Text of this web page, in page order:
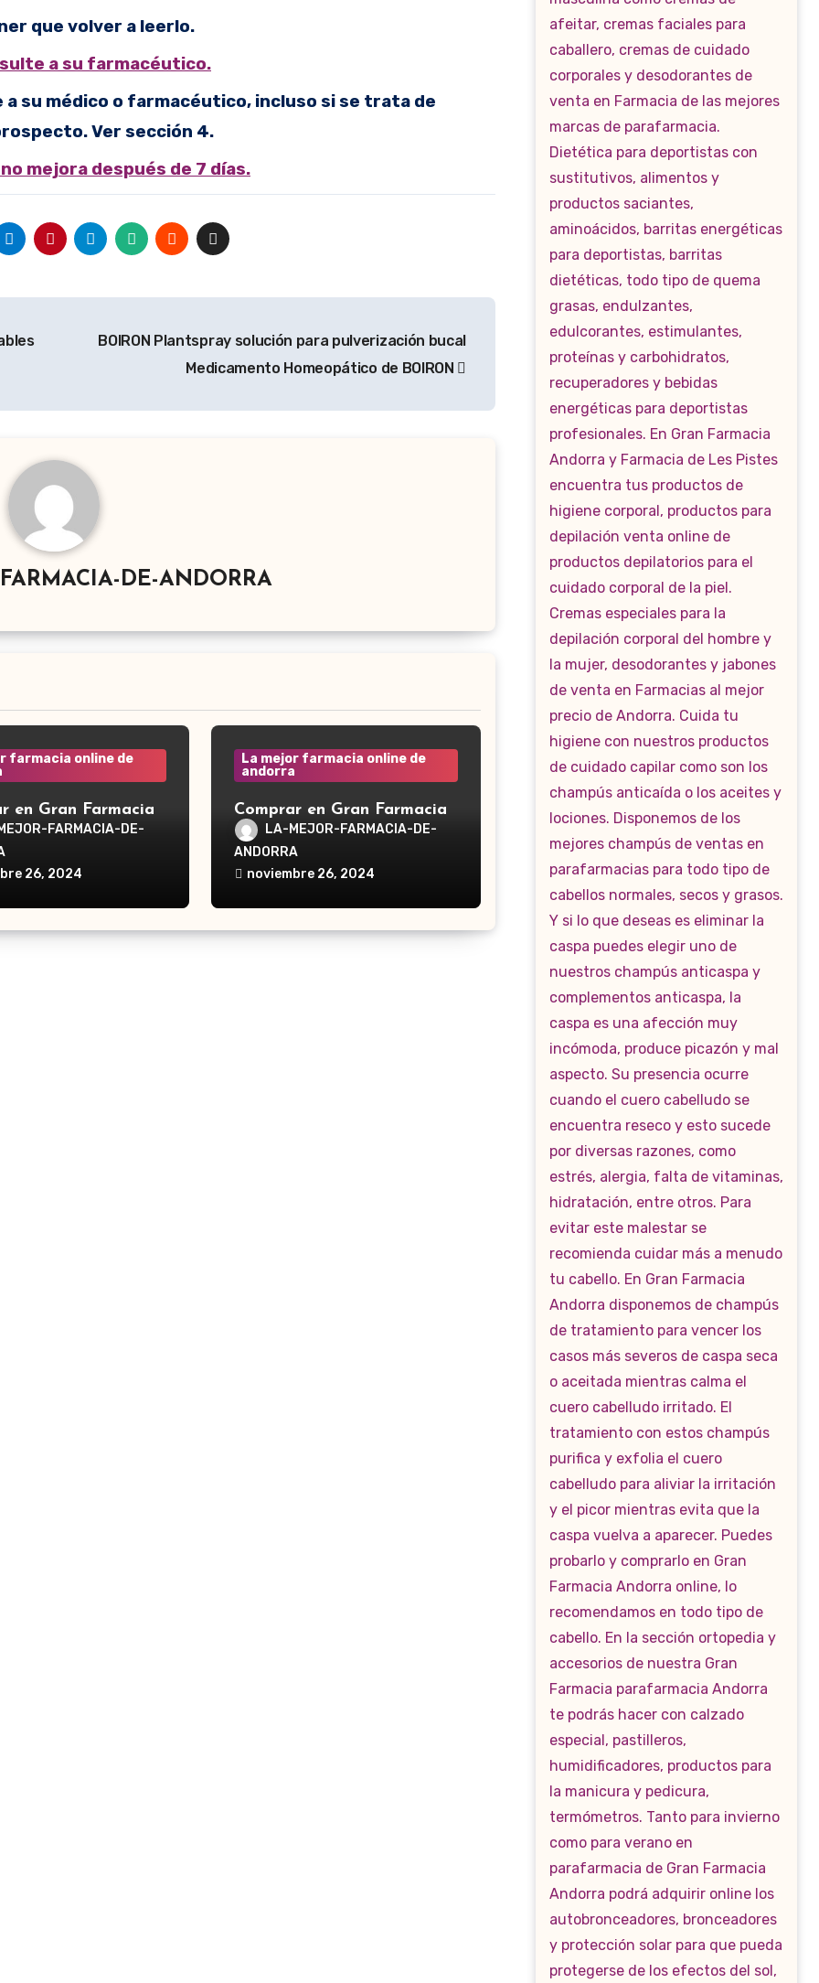
que volver a leerlo.
a su farmacéutico.
su médico o farmacéutico, incluso si se trata de
Ver sección 4.
mejora después de 7 días.
BOIRON Plantspray solución para pulverización bucal
Medicamento Homeopático de BOIRON
DE-ANDORRA
farmacia online de
en Gran Farmacia
Waterpik®
Traveler WP-300
FARMACIA-DE-
26, 2024
La mejor farmacia online de
andorra
Comprar en Gran Farmacia
Andorra Waterpik®
Irrigador Ultra Plus WP-160
LA-MEJOR-FARMACIA-DE-
ANDORRA
noviembre 26, 2024